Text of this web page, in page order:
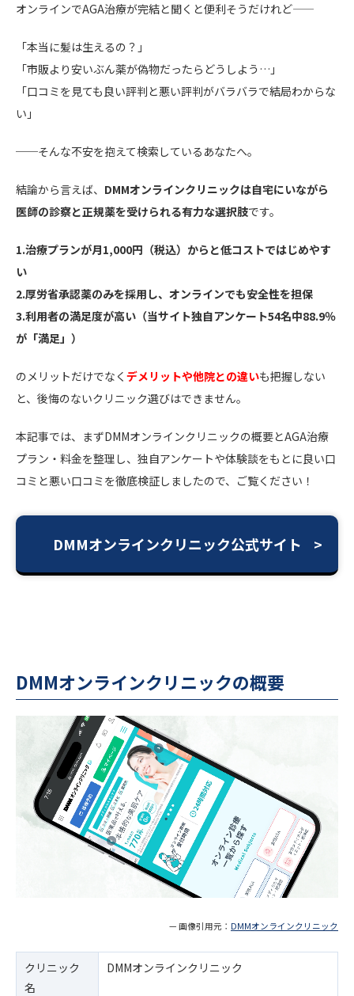
オンラインでAGA治療が完結と聞くと便利そうだけれど――
「本当に髪は生えるの？」
「市販より安いぶん薬が偽物だったらどうしよう…」
「口コミを見ても良い評判と悪い評判がバラバラで結局わからな
い」
──そんな不安を抱えて検索しているあなたへ。
結論から言えば、 DMMオンラインクリニックは自宅にいながら
医師の診察と正規薬を受けられる有力な選択肢です。
1.治療プランが月1,000円（税込）からと低コストではじめやす
い
2.厚労省承認薬のみを採用し、オンラインでも安全性を担保
3.利用者の満足度が高い（当サイト独自アンケート54名中88.9％
が「満足」）
のメリットだけでなく デメリットや他院との違いも把握しない
と、後悔のないクリニック選びはできません。
本記事では、まずDMMオンラインクリニックの概要とAGA治療
プラン・料金を整理し、独自アンケートや体験談をもとに良い口
コミと悪い口コミを徹底検証しましたので、ご覧ください！
DMMオンラインクリニック公式サイト
DMMオンラインクリニックの概要
— 画像引用元： DMMオンラインクリニック
クリニック
名
DMMオンラインクリニック